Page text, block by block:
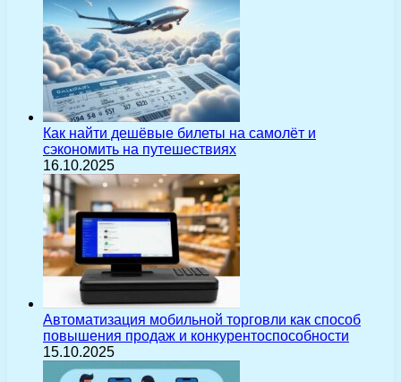
Как найти дешёвые билеты на самолёт и
сэкономить на путешествиях
16.10.2025
Автоматизация мобильной торговли как способ
повышения продаж и конкурентоспособности
15.10.2025